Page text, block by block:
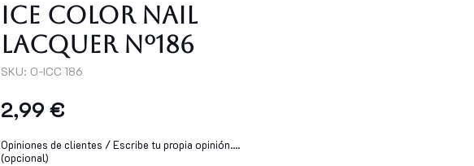
Ice Color Nail
Lacquer Nº186
SKU: O-ICC 186
2,99 €
Opiniones de clientes / Escribe tu propia opinión....
(opcional)